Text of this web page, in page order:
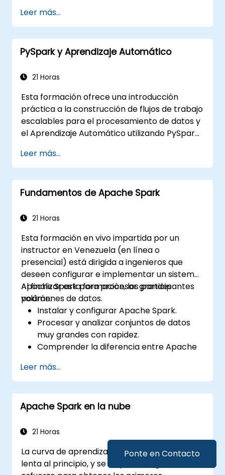
Ponte en Contacto
Leer más...
PySpark y Aprendizaje Automático
21 Horas
Esta formación ofrece una introducción
práctica a la construcción de flujos de trabajo
escalables para el procesamiento de datos y
el Aprendizaje Automático utilizando PySpark.
Apache Spark dentro de los ecosistemas
modernos de Big Data y cómo procesar
eficientemente grandes conjuntos de datos
aplicando principios de computación
Leer más...
Fundamentos de Apache Spark
21 Horas
Esta formación en vivo impartida por un
instructor en Venezuela (en línea o
presencial) está dirigida a ingenieros que
deseen configurar e implementar un sistema
Apache Spark para procesar grandes
volúmenes de datos.
Al finalizar esta formación, los participantes
podrán:
Instalar y configurar Apache Spark.
Procesar y analizar conjuntos de datos
muy grandes con rapidez.
Comprender la diferencia entre Apache
cuándo utilizar cada uno.
Integrar Apache Spark con otras
herramientas de aprendizaje automático.
Leer más...
Apache Spark en la nube
21 Horas
La curva de aprendizaje de Apache Spark es
lenta al principio, y se requiere un gran